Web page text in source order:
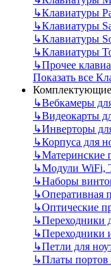
↳Клавиатуры
↳Клавиатуры
↳Клавиатуры
↳Клавиатуры
↳Прочее
Показать все
Комплектующие
↳Вебкамеры
↳Видеокарты
↳Инверторы
↳Корпуса для
↳Материнские
↳Модули WiFi,
↳Наборы
↳Оперативная
↳Оптические
↳Переходники
↳Переходники
↳Петли для
↳Платы портов